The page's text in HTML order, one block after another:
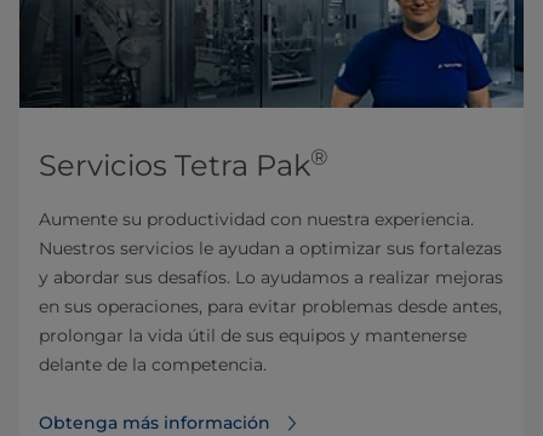
Servicios Tetra Pak®
Aumente su productividad con nuestra experiencia.
Nuestros servicios le ayudan a optimizar sus fortalezas
y abordar sus desafíos. Lo ayudamos a realizar mejoras
en sus operaciones, para evitar problemas desde antes,
prolongar la vida útil de sus equipos y mantenerse
delante de la competencia.
Obtenga más información